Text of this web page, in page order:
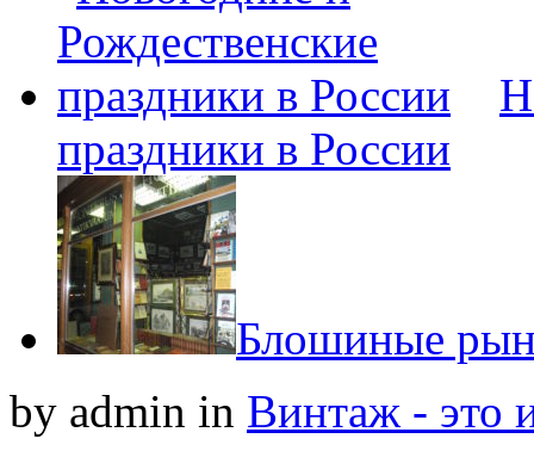
праздники в России
Блошиные
by admin in Винтаж - это